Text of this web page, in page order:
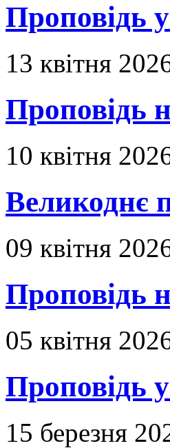
Проповідь
13 квітня
Проповідь
10 квітня
Великоднє
09 квітня
Проповідь
05 квітня
Проповідь
15 березня